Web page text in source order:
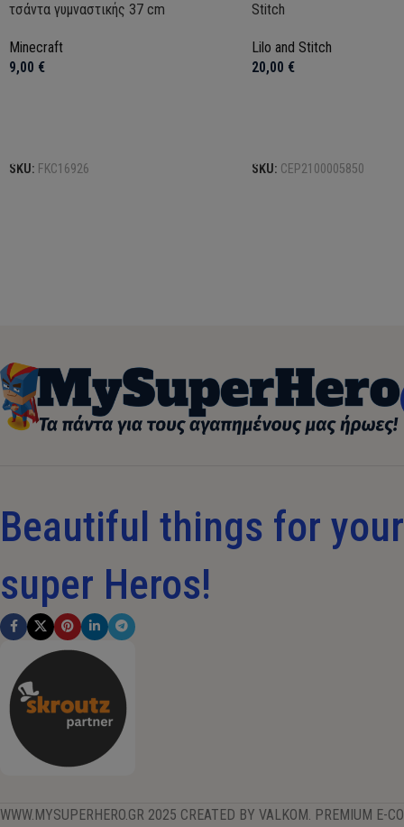
τσάντα γυμναστικής 37 cm
Minecraft
9,00 €
SKU: FKC16926
Stitch
Lilo and Stitch
20,00 €
SKU: CEP2100005850
Beautiful things for
super Heros!
WWW.MYSUPERHERO.GR 2025 CREATED BY VALKOM. PREMIUM E-